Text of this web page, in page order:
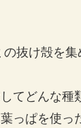
抜け殻を
てどんな種
っぱを使っ